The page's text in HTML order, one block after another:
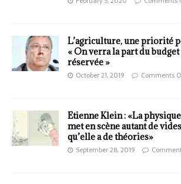
L’agriculture, une priorité
« On verra la part du
réservée »
October 21, 2019 Comments
Etienne Klein : «La
met en scène autant de
qu’elle a de théories»
September 28, 2019